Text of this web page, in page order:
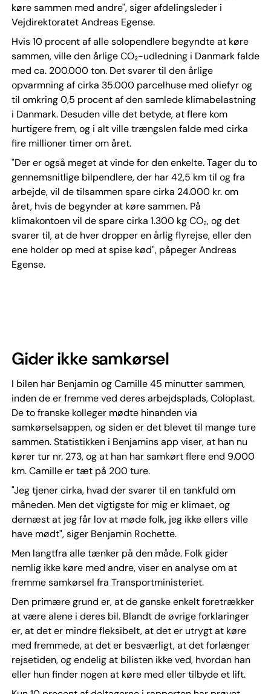
køre sammen med andre", siger afdelingsleder i
Vejdirektoratet Andreas Egense.
Hvis 10 procent af alle solopendlere begyndte at køre
sammen, ville den årlige CO₂-udledning i Danmark falde
med ca. 200.000 ton. Det svarer til den årlige
opvarmning af cirka 35.000 parcelhuse med oliefyr og
til omkring 0,5 procent af den samlede klimabelastning
i Danmark. Desuden ville det betyde, at flere kom
hurtigere frem, og i alt ville trængslen falde med cirka
fire millioner timer om året.
"Der er også meget at vinde for den enkelte. Tager du to
gennemsnitlige bilpendlere, der har 42,5 km til og fra
arbejde, vil de tilsammen spare cirka 24.000 kr. om
året, hvis de begynder at køre sammen. På
klimakontoen vil de spare cirka 1.300 kg CO₂, og det
svarer til, at de hver dropper en årlig flyrejse, eller den
ene holder op med at spise kød", påpeger Andreas
Egense.
Gider ikke samkørsel
I bilen har Benjamin og Camille 45 minutter sammen,
inden de er fremme ved deres arbejdsplads, Coloplast.
De to franske kolleger mødte hinanden via
samkørselsappen, og siden er det blevet til mange ture
sammen. Statistikken i Benjamins app viser, at han nu
kører tur nr. 273, og at han har samkørt flere end 9.000
km. Camille er tæt på 200 ture.
"Jeg tjener cirka, hvad der svarer til en tankfuld om
måneden. Men det vigtigste for mig er klimaet, og
dernæst at jeg får lov at møde folk, jeg ikke ellers ville
have mødt", siger Benjamin Rochette.
Men langtfra alle tænker på den måde. Folk gider
nemlig ikke køre med andre, viser en analyse om at
fremme samkørsel fra Transportministeriet.
Den primære grund er, at de ganske enkelt foretrækker
at være alene i deres bil. Blandt de øvrige forklaringer
er, at det er mindre fleksibelt, at det er utrygt at køre
med fremmede, at det er besværligt, at det forlænger
rejsetiden, og endelig at bilisten ikke ved, hvordan han
eller hun finder nogen at køre med eller tilbyde et lift.